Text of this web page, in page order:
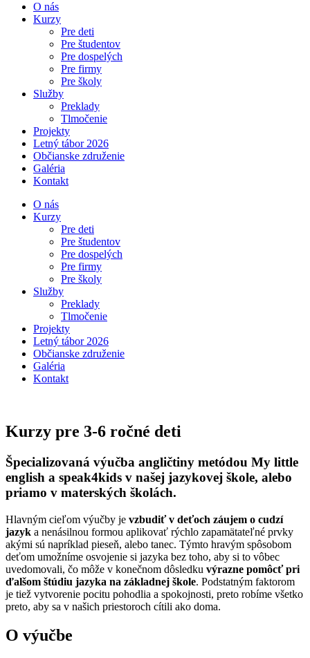
O nás
Kurzy
Pre deti
Pre študentov
Pre dospelých
Pre firmy
Pre školy
Služby
Preklady
Tlmočenie
Projekty
Letný tábor 2026
Občianske združenie
Galéria
Kontakt
O nás
Kurzy
Pre deti
Pre študentov
Pre dospelých
Pre firmy
Pre školy
Služby
Preklady
Tlmočenie
Projekty
Letný tábor 2026
Občianske združenie
Galéria
Kontakt
Kurzy pre 3-6 ročné deti
Špecializovaná výučba angličtiny metódou My little
english a speak4kids v našej jazykovej škole, alebo
priamo v materských školách.
Hlavným cieľom výučby je vzbudiť v deťoch záujem o cudzí
jazyk a nenásilnou formou aplikovať rýchlo zapamätateľné prvky
akými sú napríklad pieseň, alebo tanec. Týmto hravým spôsobom
deťom umožníme osvojenie si jazyka bez toho, aby si to vôbec
uvedomovali, čo môže v konečnom dôsledku výrazne pomôcť pri
ďalšom štúdiu jazyka na základnej škole. Podstatným faktorom
je tiež vytvorenie pocitu pohodlia a spokojnosti, preto robíme všetko
preto, aby sa v našich priestoroch cítili ako doma.
O výučbe